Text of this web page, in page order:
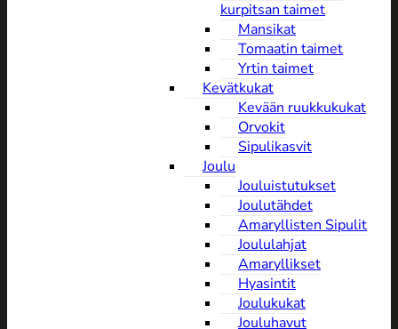
kurpitsan taimet
Mansikat
Tomaatin taimet
Yrtin taimet
Kevätkukat
Kevään ruukkukukat
Orvokit
Sipulikasvit
Joulu
Jouluistutukset
Joulutähdet
Amaryllisten Sipulit
Joululahjat
Amaryllikset
Hyasintit
Joulukukat
Jouluhavut